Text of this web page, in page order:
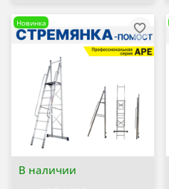
В наличии
Новинка